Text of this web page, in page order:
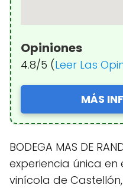
Opiniones
4.8/5 (Leer Las
MÁS
BODEGA MAS DE
experiencia única
vinícola de